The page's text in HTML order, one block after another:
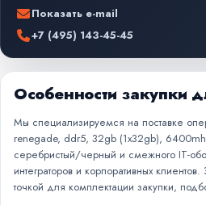
Показать e-mail
+7 (495) 143-45-45
Особенности закупки
Мы специализируемся на поставке
renegade, ddr5, 32gb (1x32gb),
серебристый/черный и смежного IT-
интеграторов и корпоративных
точкой для комплектации закупки,